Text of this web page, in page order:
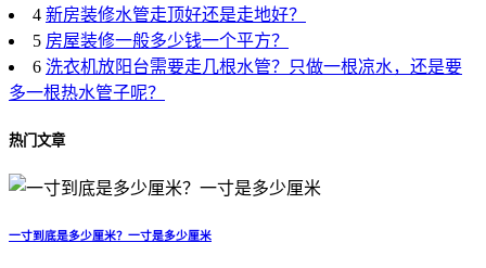
4 新房装修水管走顶好还是走地好？
5 房屋装修一般多少钱一个平方？
6 洗衣机放阳台需要走几根水管？只做一根凉水，还是要
多一根热水管子呢？
热门文章
一寸到底是多少厘米？一寸是多少厘米